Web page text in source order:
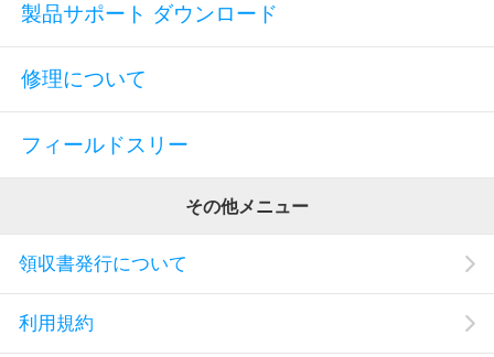
製品サポート ダウンロード
修理について
フィールドスリー
その他メニュー
領収書発行について
利用規約